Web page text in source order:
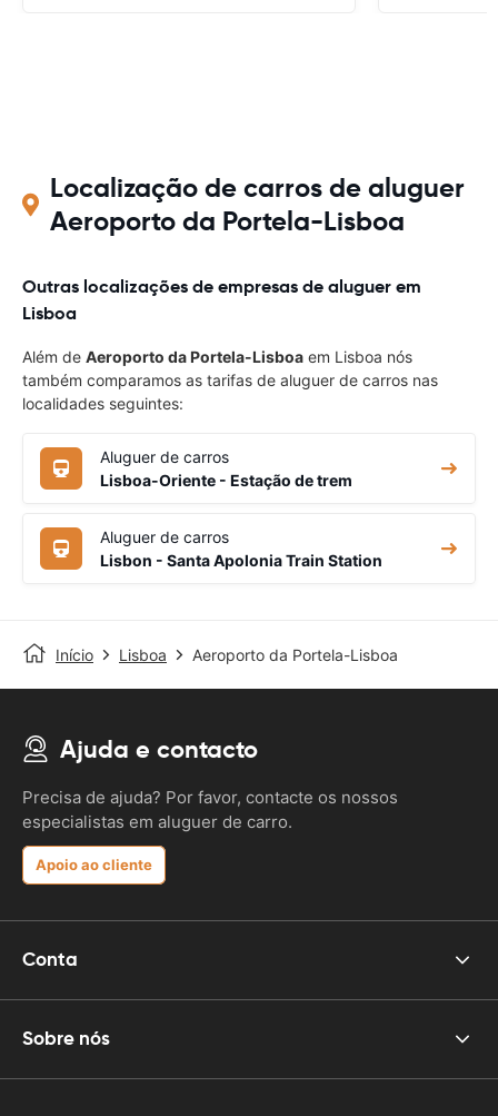
Localização de carros de aluguer
Aeroporto da Portela-Lisboa
Outras localizações de empresas de aluguer em
Lisboa
Além de Aeroporto da Portela-Lisboa em Lisboa nós
também comparamos as tarifas de aluguer de carros nas
localidades seguintes:
Aluguer de carros
Lisboa-Oriente - Estação de trem
Aluguer de carros
Lisbon - Santa Apolonia Train Station
Início Lisboa Aeroporto da Portela-Lisboa
Ajuda e contacto
Precisa de ajuda? Por favor, contacte os nossos
especialistas em aluguer de carro.
Apoio ao cliente
Conta
Sobre nós